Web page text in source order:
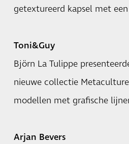
getextureerd kapsel met
Toni&Guy
Björn La Tulippe
nieuwe collectie
modellen met grafische
Arjan Bevers